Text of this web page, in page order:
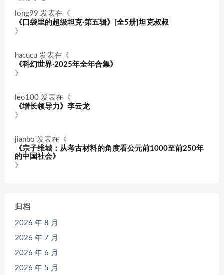
long99 发表在《
《口袋里的超级坦克·第五辑》[全5册]坦克叔叔
》
hacucu 发表在《
《科幻世界·2025年全年合集》
》
leo100 发表在《
《增长领导力》李云龙
》
jianbo 发表在《
《宗子维城：从考古材料的角度看公元前1000至前250年
的中国社会》
》
归档
2026 年 8 月
2026 年 7 月
2026 年 6 月
2026 年 5 月